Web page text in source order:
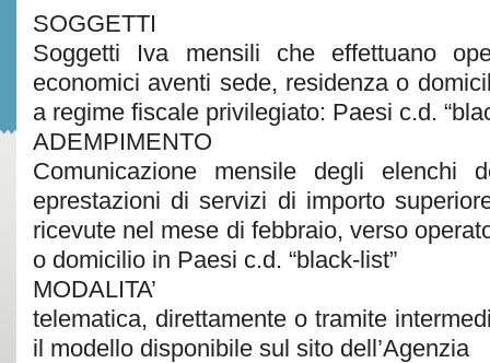
SOGGETTI
Soggetti Iva mensili che effettuano
economici aventi sede, residenza o
a regime fiscale privilegiato: Paesi c.d.
ADEMPIMENTO
Comunicazione mensile degli elenchi
eprestazioni di servizi di importo
ricevute nel mese di febbraio, verso
o domicilio in Paesi c.d. “black-list”
MODALITA’
telematica, direttamente o tramite
il modello disponibile sul sito dell’Agenzia